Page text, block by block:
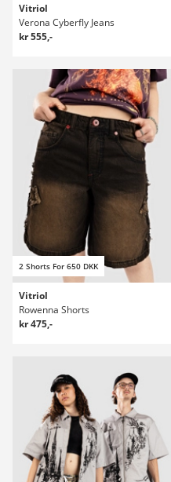
Vitriol
Verona Cyberfly Jeans
kr 555,-
2 Shorts For 650 DKK
Vitriol
Rowenna Shorts
kr 475,-